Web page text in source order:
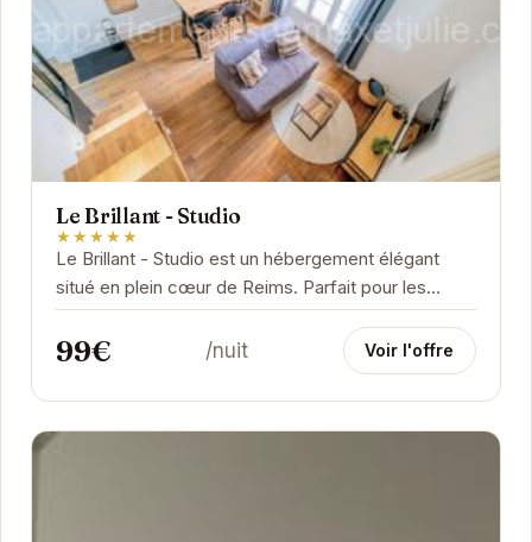
Le Brillant - Studio
★★★★★
Le Brillant - Studio est un hébergement élégant
situé en plein cœur de Reims. Parfait pour les
couples ou les voyageurs solo, il offre un espace...
99€ /nuit Voir l'offre